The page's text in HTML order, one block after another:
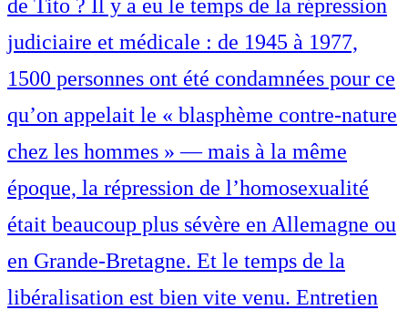
de Tito ? Il y a eu le temps de la répression
judiciaire et médicale : de 1945 à 1977,
1500 personnes ont été condamnées pour ce
qu’on appelait le « blasphème contre-nature
chez les hommes » — mais à la même
époque, la répression de l’homosexualité
était beaucoup plus sévère en Allemagne ou
en Grande-Bretagne. Et le temps de la
libéralisation est bien vite venu. Entretien